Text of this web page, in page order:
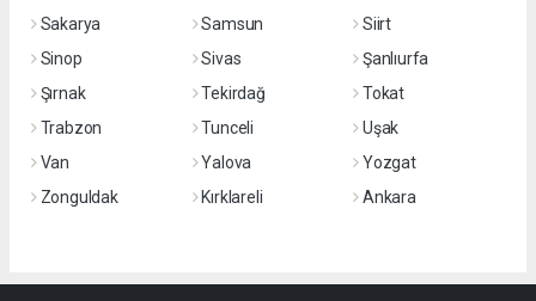
Sakarya
Samsun
Siirt
Sinop
Sivas
Şanlıurfa
Şırnak
Tekirdağ
Tokat
Trabzon
Tunceli
Uşak
Van
Yalova
Yozgat
Zonguldak
Kırklareli Ankara